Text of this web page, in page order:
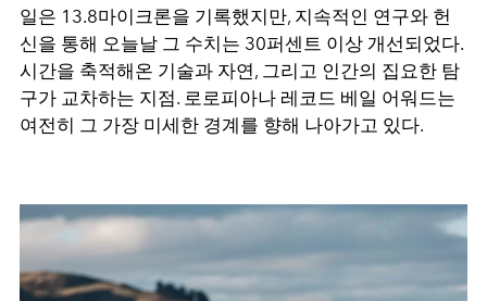
일은 13.8마이크론을 기록했지만, 지속적인 연구와 헌
신을 통해 오늘날 그 수치는 30퍼센트 이상 개선되었다.
시간을 축적해온 기술과 자연, 그리고 인간의 집요한 탐
구가 교차하는 지점. 로로피아나 레코드 베일 어워드는
여전히 그 가장 미세한 경계를 향해 나아가고 있다.